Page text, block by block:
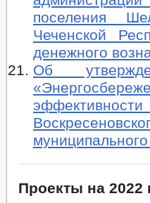
поселения
Чеченской
денежного
Об
Проекты на 2022